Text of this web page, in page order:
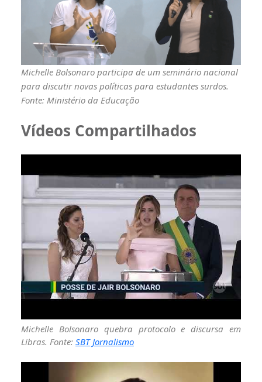
Michelle Bolsonaro participa de um seminário nacional
para discutir novas políticas para estudantes surdos.
Fonte: Ministério da Educação
Vídeos Compartilhados
Michelle Bolsonaro quebra protocolo e discursa em
Libras. Fonte: SBT Jornalismo